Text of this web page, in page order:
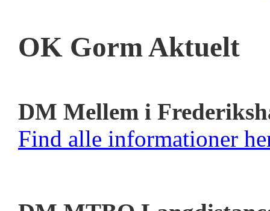
OK Gorm Aktuelt
DM Mellem i
Find alle informationer